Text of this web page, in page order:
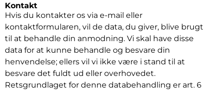
Kontakt
Hvis du kontakter os via e-mail eller
kontaktformularen, vil de data, du giver, blive brugt
til at behandle din anmodning. Vi skal have disse
data for at kunne behandle og besvare din
henvendelse; ellers vil vi ikke være i stand til at
besvare det fuldt ud eller overhovedet.
Retsgrundlaget for denne databehandling er art. 6